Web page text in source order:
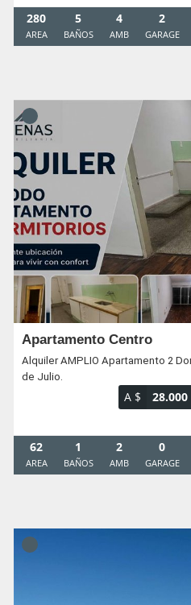
280
AREA
5
BAÑOS
4
AMB
2
GARAGE
Apartamento Centro
Alquiler AMPLIO Apartamento 2
de Julio.
A $ 28.000
62
AREA
1
BAÑOS
2
AMB
0
GARAGE